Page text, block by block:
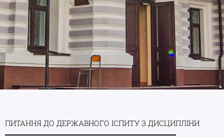
ПИТАННЯ ДО ДЕРЖАВНОГО ІСПИТУ З ДИСЦИПЛІНИ